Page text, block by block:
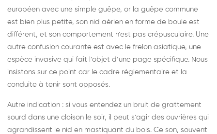
européen avec une simple guêpe, or la guêpe commune
est bien plus petite, son nid aérien en forme de boule est
différent, et son comportement n’est pas crépusculaire. Une
autre confusion courante est avec le frelon asiatique, une
espèce invasive qui fait l’objet d’une page spécifique. Nous
insistons sur ce point car le cadre réglementaire et la
conduite à tenir sont opposés.
Autre indication : si vous entendez un bruit de grattement
sourd dans une cloison le soir, il peut s’agir des ouvrières qui
agrandissent le nid en mastiquant du bois. Ce son, souvent